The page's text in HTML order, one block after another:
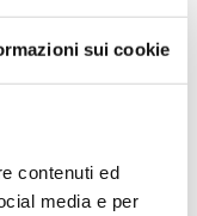
sui cookie
contenuti ed
media e per
entro i 12-
entro i 2